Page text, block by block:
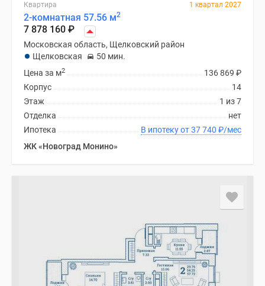
Квартира 1 квартал 2027
2-комнатная 57.56 м2
7 878 160 ₽
Московская область, Щелковский район
Щелковская
50 мин.
136 869 ₽
Цена за м2
14
Корпус
1 из 7
Этаж
нет
Отделка
В ипотеку от 37 740 ₽/мес
Ипотека
ЖК «Новоград Монино»